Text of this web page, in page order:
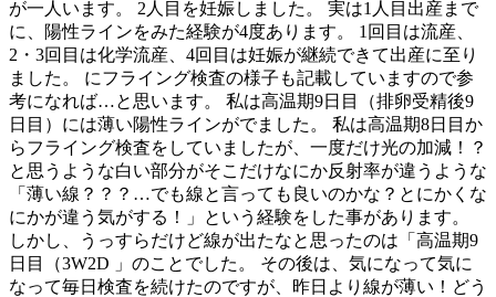
が一人います。 2人目を妊娠しました。 実は1人目出産まで
に、陽性ラインをみた経験が4度あります。 1回目は流産、
2・3回目は化学流産、4回目は妊娠が継続できて出産に至り
ました。 にフライング検査の様子も記載していますので参
考になれば…と思います。 私は高温期9日目（排卵受精後9
日目）には薄い陽性ラインがでました。 私は高温期8日目か
らフライング検査をしていましたが、一度だけ光の加減！？
と思うような白い部分がそこだけなにか反射率が違うような
「薄い線？？？…でも線と言っても良いのかな？とにかくな
にかが違う気がする！」という経験をした事があります。
しかし、うっすらだけど線が出たなと思ったのは「高温期9
日目（3W2D 」のことでした。 その後は、気になって気に
なって毎日検査を続けたのですが、昨日より線が薄い！どう